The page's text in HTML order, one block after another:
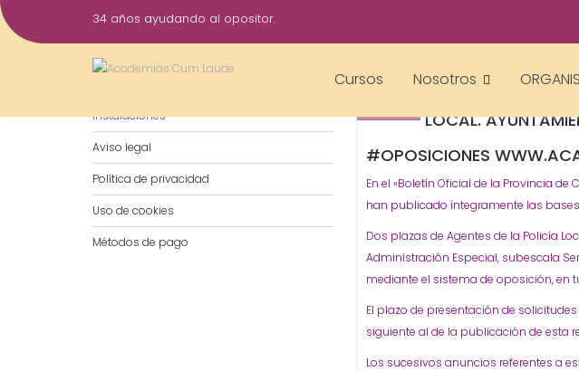
Saltar
al
34 años ayudando al opositor.
Cursos Nosotros
20
LOCAL.
#OPOSICIONES
En el «Boletín Oficial de la Provincia de
han publicado íntegramente las
Dos plazas de Agentes de la Policía
Administración Especial, subescala
mediante el sistema de oposición, en
El plazo de presentación de
siguiente al de la publicación de esta
Los sucesivos anuncios referentes a
Instalaciones
Aviso legal
Política de privacidad
Uso de cookies
Métodos de pago